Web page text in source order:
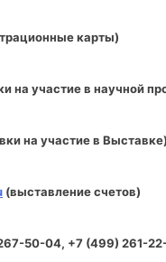
карты)
на участие в научной
на участие в Выставке)
(выставление счетов)
50-04, +7 (499) 261-